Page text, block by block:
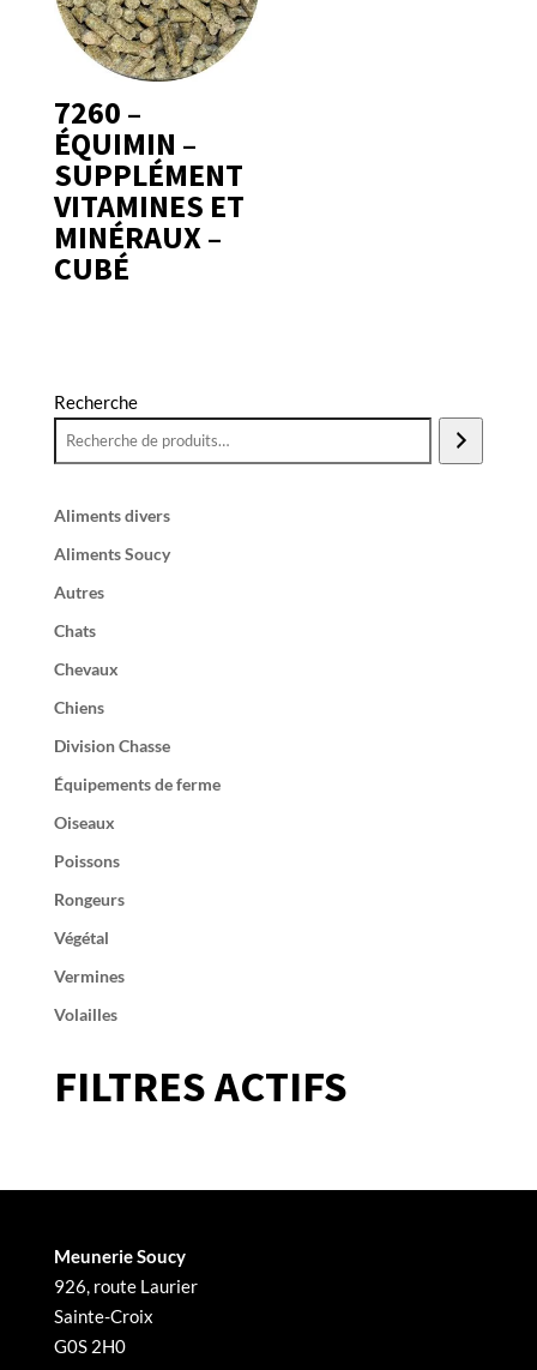
7260 –
ÉQUIMIN –
SUPPLÉMENT
VITAMINES ET
MINÉRAUX –
CUBÉ
Recherche
Aliments divers
Aliments Soucy
Autres
Chats
Chevaux
Chiens
Division Chasse
Équipements de ferme
Oiseaux
Poissons
Rongeurs
Végétal
Vermines
Volailles
FILTRES ACTIFS
Meunerie Soucy
926, route Laurier
Sainte-Croix
G0S 2H0